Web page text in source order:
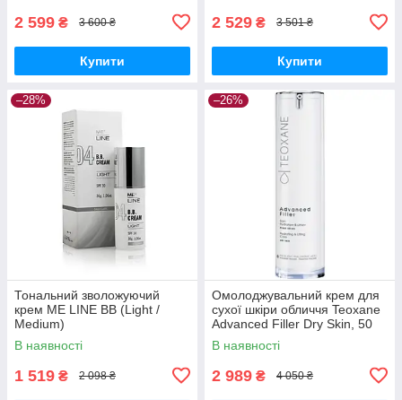
2 599 ₴ 3 600 ₴
Купити
2 529 ₴ 3 501 ₴
Купити
–28%
Тональний зволожуючий
крем ME LINE BB (Light /
Medium)
В наявності
1 519 ₴ 2 098 ₴
–26%
Омолоджувальний крем для
сухої шкіри обличчя Teoxane
Advanced Filler Dry Skin, 50
мл
В наявності
2 989 ₴ 4 050 ₴